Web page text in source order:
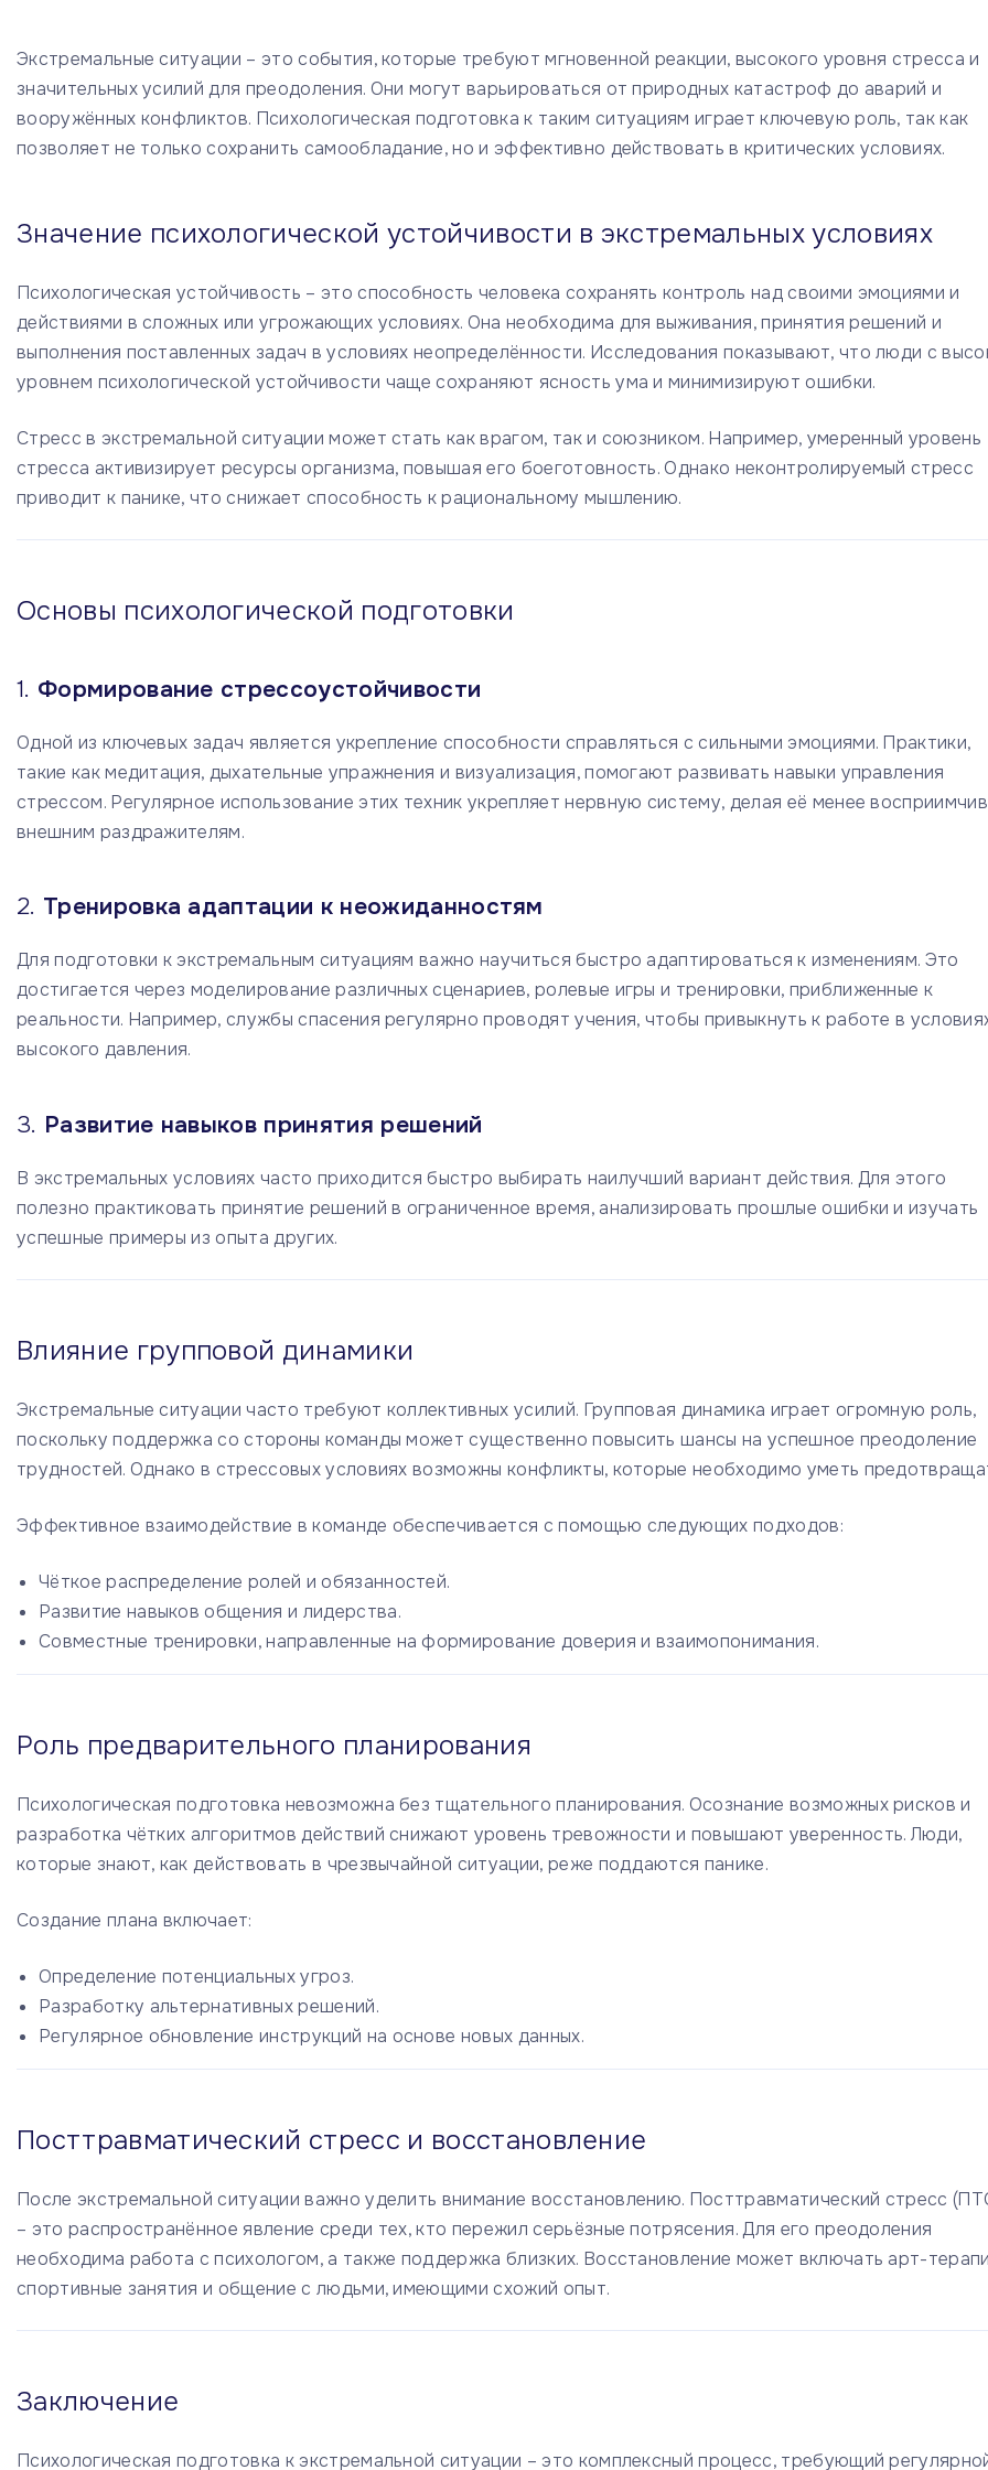
Экстремальные ситуации – это события, которые требуют мгновенной реакции, высокого уровня стресса и
значительных усилий для преодоления. Они могут варьироваться от природных катастроф до аварий и
вооружённых конфликтов. Психологическая подготовка к таким ситуациям играет ключевую роль, так как
позволяет не только сохранить самообладание, но и эффективно действовать в критических условиях.
Значение психологической устойчивости в экстремальных условиях
Психологическая устойчивость – это способность человека сохранять контроль над своими эмоциями и
действиями в сложных или угрожающих условиях. Она необходима для выживания, принятия решений и
выполнения поставленных задач в условиях неопределённости. Исследования показывают, что люди с
уровнем психологической устойчивости чаще сохраняют ясность ума и минимизируют ошибки.
Стресс в экстремальной ситуации может стать как врагом, так и союзником. Например, умеренный уровень
стресса активизирует ресурсы организма, повышая его боеготовность. Однако неконтролируемый стресс
приводит к панике, что снижает способность к рациональному мышлению.
Основы психологической подготовки
1. Формирование стрессоустойчивости
Одной из ключевых задач является укрепление способности справляться с сильными эмоциями. Практики,
такие как медитация, дыхательные упражнения и визуализация, помогают развивать навыки управления
стрессом. Регулярное использование этих техник укрепляет нервную систему, делая её менее
внешним раздражителям.
2. Тренировка адаптации к неожиданностям
Для подготовки к экстремальным ситуациям важно научиться быстро адаптироваться к изменениям. Это
достигается через моделирование различных сценариев, ролевые игры и тренировки, приближенные к
реальности. Например, службы спасения регулярно проводят учения, чтобы привыкнуть к работе в
высокого давления.
3. Развитие навыков принятия решений
В экстремальных условиях часто приходится быстро выбирать наилучший вариант действия. Для этого
полезно практиковать принятие решений в ограниченное время, анализировать прошлые ошибки и изучать
успешные примеры из опыта других.
Влияние групповой динамики
Экстремальные ситуации часто требуют коллективных усилий. Групповая динамика играет огромную роль,
поскольку поддержка со стороны команды может существенно повысить шансы на успешное преодоление
трудностей. Однако в стрессовых условиях возможны конфликты, которые необходимо уметь
Эффективное взаимодействие в команде обеспечивается с помощью следующих подходов:
Чёткое распределение ролей и обязанностей.
Развитие навыков общения и лидерства.
Совместные тренировки, направленные на формирование доверия и взаимопонимания.
Роль предварительного планирования
Психологическая подготовка невозможна без тщательного планирования. Осознание возможных рисков и
разработка чётких алгоритмов действий снижают уровень тревожности и повышают уверенность. Люди,
которые знают, как действовать в чрезвычайной ситуации, реже поддаются панике.
Создание плана включает:
Определение потенциальных угроз.
Разработку альтернативных решений.
Регулярное обновление инструкций на основе новых данных.
Посттравматический стресс и восстановление
После экстремальной ситуации важно уделить внимание восстановлению. Посттравматический стресс
– это распространённое явление среди тех, кто пережил серьёзные потрясения. Для его преодоления
необходима работа с психологом, а также поддержка близких. Восстановление может включать арт-
спортивные занятия и общение с людьми, имеющими схожий опыт.
Заключение
Психологическая подготовка к экстремальной ситуации – это комплексный процесс, требующий